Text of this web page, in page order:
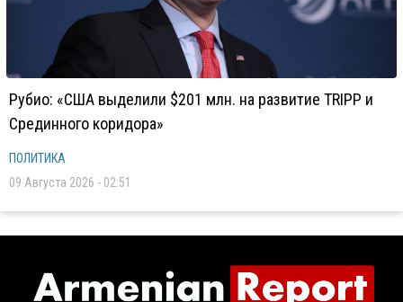
Рубио: «США выделили $201 млн. на развитие TRIPP и
Срединного коридора»
ПОЛИТИКА
09 Августа 2026 - 02:51